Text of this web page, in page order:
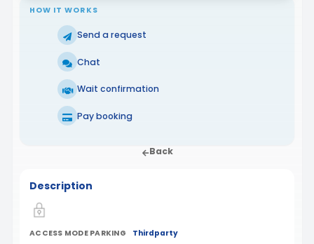
HOW IT WORKS
Send a request
Chat
Wait confirmation
Pay booking
Back
Description
ACCESS MODE PARKING Thirdparty